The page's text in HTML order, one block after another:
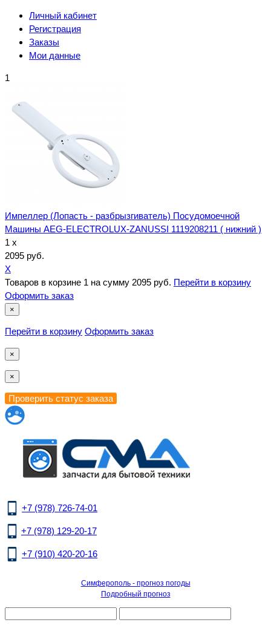
Личный кабинет
Регистрация
Заказы
Мои данные
1
Импеллер (Лопасть - разбрызгиватель) Посудомоечной
Машины AEG-ELECTROLUX-ZANUSSI 1119208211 ( нижний )
1 x
2095 руб.
X
Товаров в корзине 1 на сумму 2095 руб. Перейти в корзину
Оформить заказ
×
Перейти в корзину Оформить заказ
×
×
+7 (978) 726-74-01
+7 (978) 129-20-17
+7 (910) 420-20-16
Симферополь - прогноз погоды
Подробный прогноз